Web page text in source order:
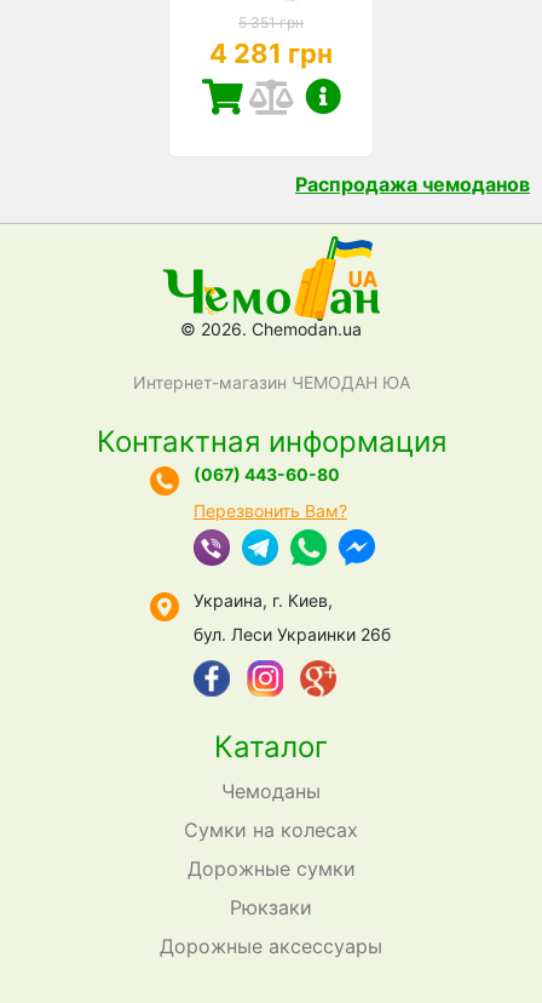
5 351 грн
4 281 грн
Распродажа чемоданов
© 2026. Chemodan.ua
Интернет-магазин ЧЕМОДАН ЮА
Каталог
Чемоданы
Сумки на колесах
Дорожные сумки
Рюкзаки
Дорожные аксессуары
Контактная информация
(067) 443-60-80
Перезвонить Вам?
Украина, г. Киев,
бул. Леси Украинки 26б